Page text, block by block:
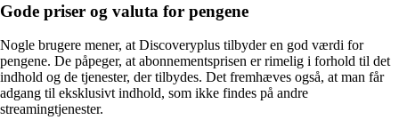
Gode priser og valuta for pengene
Nogle brugere mener, at Discoveryplus tilbyder en god værdi for
pengene. De påpeger, at abonnementsprisen er rimelig i forhold til det
indhold og de tjenester, der tilbydes. Det fremhæves også, at man får
adgang til eksklusivt indhold, som ikke findes på andre
streamingtjenester.